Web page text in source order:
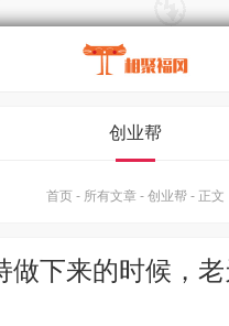
创业帮
首页 - 所有文章 - 创业帮 - 正文
做下来的时候，